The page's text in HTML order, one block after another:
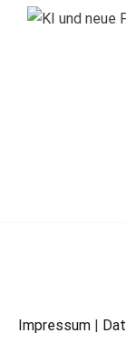
Impressum